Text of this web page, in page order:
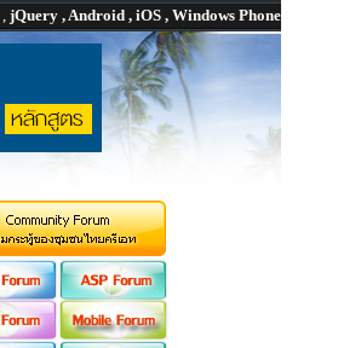
, jQuery , Android , iOS , Windows Phone